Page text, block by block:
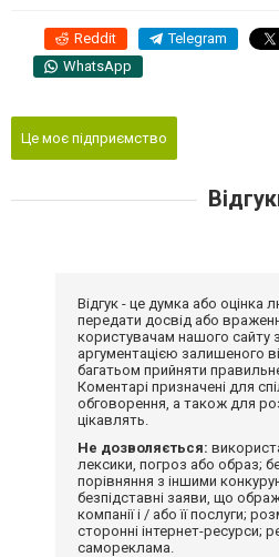
Reddit Telegram
WhatsApp
Це моє підприємство
Відгук - це думка або оцінка
передати досвід або
користувачам нашого сайту
аргументацією залишеного
багатьом прийняти
Коментарі призначені для
обговорення, а також для
цікавлять.
Не дозволяється:
лексики, погроз або образ;
порівняння з іншими
безпідставні заяви, що
компанії і / або її послуги;
сторонні інтернет-ресурси;
самореклама.